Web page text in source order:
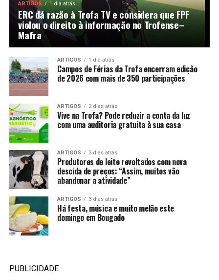
ARTIGOS 1 dia atrás
ERC dá razão à Trofa TV e considera que FPF
violou o direito à informação no Trofense–
Mafra
ARTIGOS 1 dia atrás
Campos de Férias da Trofa encerram edição
de 2026 com mais de 350 participações
ARTIGOS 2 dias atrás
Vive na Trofa? Pode reduzir a conta da luz
com uma auditoria gratuita à sua casa
ARTIGOS 3 dias atrás
Produtores de leite revoltados com nova
descida de preços: “Assim, muitos vão
abandonar a atividade”
ARTIGOS 3 dias atrás
Há festa, música e muito melão este
domingo em Bougado
PUBLICIDADE